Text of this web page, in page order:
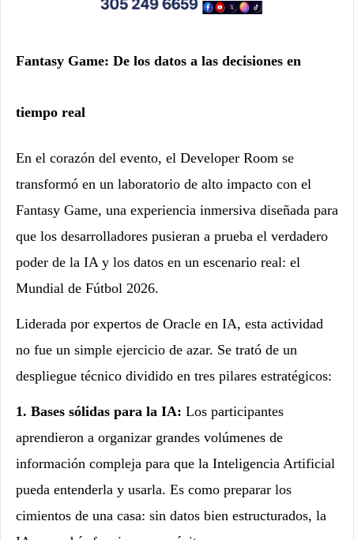
Fantasy Game: De los datos a las decisiones en
tiempo real
En el corazón del evento, el Developer Room se
transformó en un laboratorio de alto impacto con el
Fantasy Game, una experiencia inmersiva diseñada para
que los desarrolladores pusieran a prueba el verdadero
poder de la IA y los datos en un escenario real: el
Mundial de Fútbol 2026.
Liderada por expertos de Oracle en IA, esta actividad
no fue un simple ejercicio de azar. Se trató de un
despliegue técnico dividido en tres pilares estratégicos:
1. Bases sólidas para la IA: Los participantes
aprendieron a organizar grandes volúmenes de
información compleja para que la Inteligencia Artificial
pueda entenderla y usarla. Es como preparar los
cimientos de una casa: sin datos bien estructurados, la